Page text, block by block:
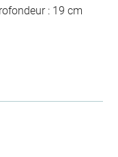
: 19 cm